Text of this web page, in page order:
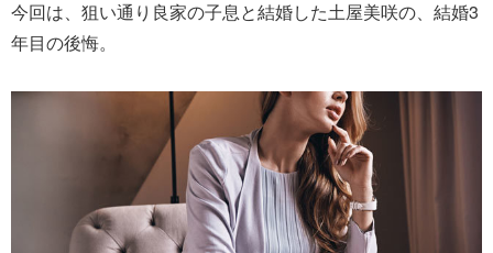
今回は、狙い通り良家の子息と結婚した土屋美咲の、結婚3
年目の後悔。